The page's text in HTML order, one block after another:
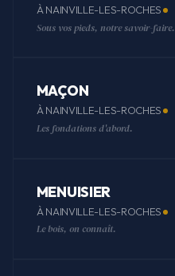
À NAINVILLE-LES-ROCHES
Sous vos pieds, notre savoir-faire.
MAÇON
À NAINVILLE-LES-ROCHES
Les fondations d'abord.
MENUISIER
À NAINVILLE-LES-ROCHES
Le bois, on connaît.